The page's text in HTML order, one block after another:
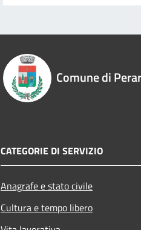
Comune di
CATEGORIE DI SERVIZIO
Anagrafe e stato civile
Cultura e tempo libero